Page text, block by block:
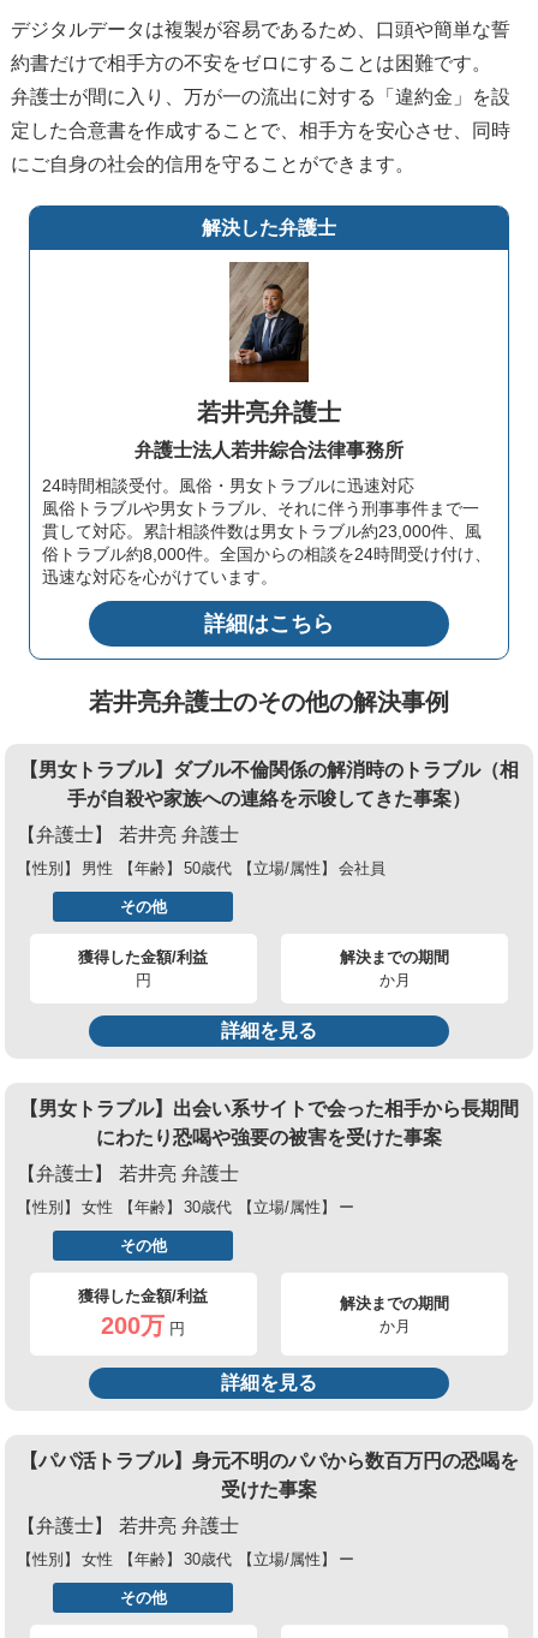
デジタルデータは複製が容易であるため、口頭や簡単な誓
約書だけで相手方の不安をゼロにすることは困難です。
弁護士が間に入り、万が一の流出に対する「違約金」を設
定した合意書を作成することで、相手方を安心させ、同時
にご自身の社会的信用を守ることができます。
解決した弁護士
若井亮弁護士
弁護士法人若井綜合法律事務所
24時間相談受付。風俗・男女トラブルに迅速対応
風俗トラブルや男女トラブル、それに伴う刑事事件まで一
貫して対応。累計相談件数は男女トラブル約23,000件、風
俗トラブル約8,000件。全国からの相談を24時間受け付け、
迅速な対応を心がけています。
詳細はこちら
若井亮弁護士のその他の解決事例
【男女トラブル】ダブル不倫関係の解消時のトラブル（相
手が自殺や家族への連絡を示唆してきた事案）
【弁護士】
若井亮 弁護士
【性別】 男性 【年齢】 50歳代 【立場/属性】 会社員
その他
獲得した金額/利益
円
解決までの期間
か月
詳細を見る
【男女トラブル】出会い系サイトで会った相手から長期間
にわたり恐喝や強要の被害を受けた事案
【弁護士】
若井亮 弁護士
【性別】 女性 【年齢】 30歳代 【立場/属性】 ー
その他
獲得した金額/利益
200万 円
解決までの期間
か月
詳細を見る
【パパ活トラブル】身元不明のパパから数百万円の恐喝を
受けた事案
【弁護士】
若井亮 弁護士
【性別】 女性 【年齢】 30歳代 【立場/属性】 ー
その他